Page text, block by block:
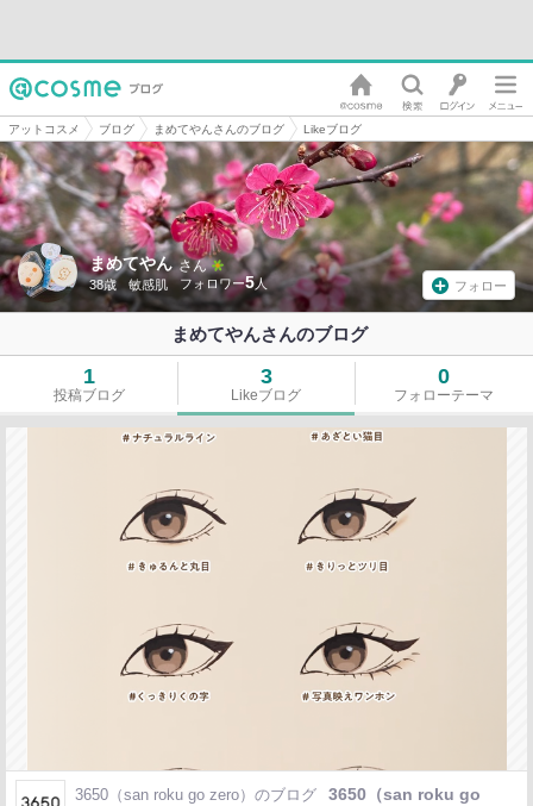
アットコスメ ブログ まめてやんさんのブログ Likeブログ
まめてやん さん
38歳 敏感肌 5 フォロー
まめてやんさんのブログ
1
投稿ブログ
3
Likeブログ
0
フォローテーマ
3650（san roku go zero）のブログ
3650（san roku go